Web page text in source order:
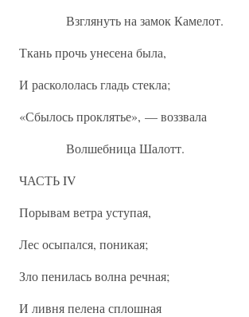
Взглянуть на замок Камелот.
Ткань прочь унесена была,
И раскололась гладь стекла;
«Сбылось проклятье», — воззвала
Волшебница Шалотт.
ЧАСТЬ IV
Порывам ветра уступая,
Лес осыпался, поникая;
Зло пенилась волна речная;
И ливня пелена сплошная